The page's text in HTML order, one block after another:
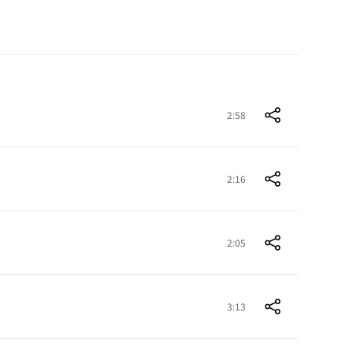
2:58
2:16
2:05
3:13